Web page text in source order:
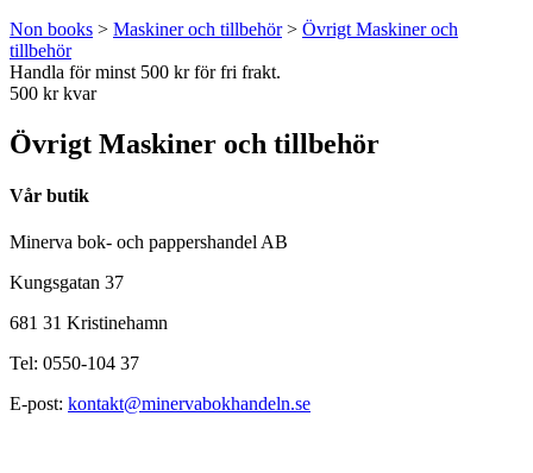
Non books > Maskiner och tillbehör> Övrigt Maskiner och
tillbehör
Handla för minst 500 kr för fri frakt.
500 kr kvar
Övrigt Maskiner och tillbehör
Vår butik
Minerva bok- och pappershandel AB
Kungsgatan 37
681 31 Kristinehamn
Tel: 0550-104 37
E-post: kontakt@minervabokhandeln.se